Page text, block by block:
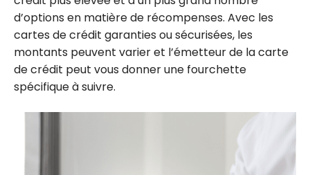
d’options en matière de récompenses. Avec les
cartes de crédit garanties ou sécurisées, les
montants peuvent varier et l’émetteur de la carte
de crédit peut vous donner une fourchette
spécifique à suivre.